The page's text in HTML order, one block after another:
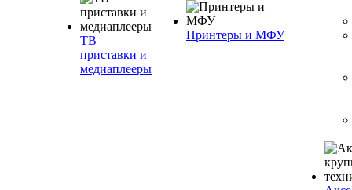
ТВ
приставки и
медиаплееры
Принтеры и МФУ